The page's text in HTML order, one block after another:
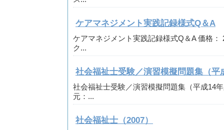
ケアマネジメント実践記録様式Q＆A
ケアマネジメント実践記録様式Q＆A 価格：
ク...
社会福祉士受験／演習模擬問題集（平
社会福祉士受験／演習模擬問題集（平成14
元：...
社会福祉士（2007）